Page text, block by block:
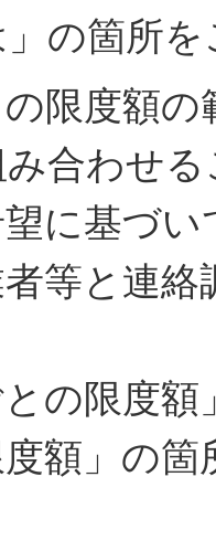
の箇所
限度額の
合わせ
に基づ
等と連絡
との限度
額」の